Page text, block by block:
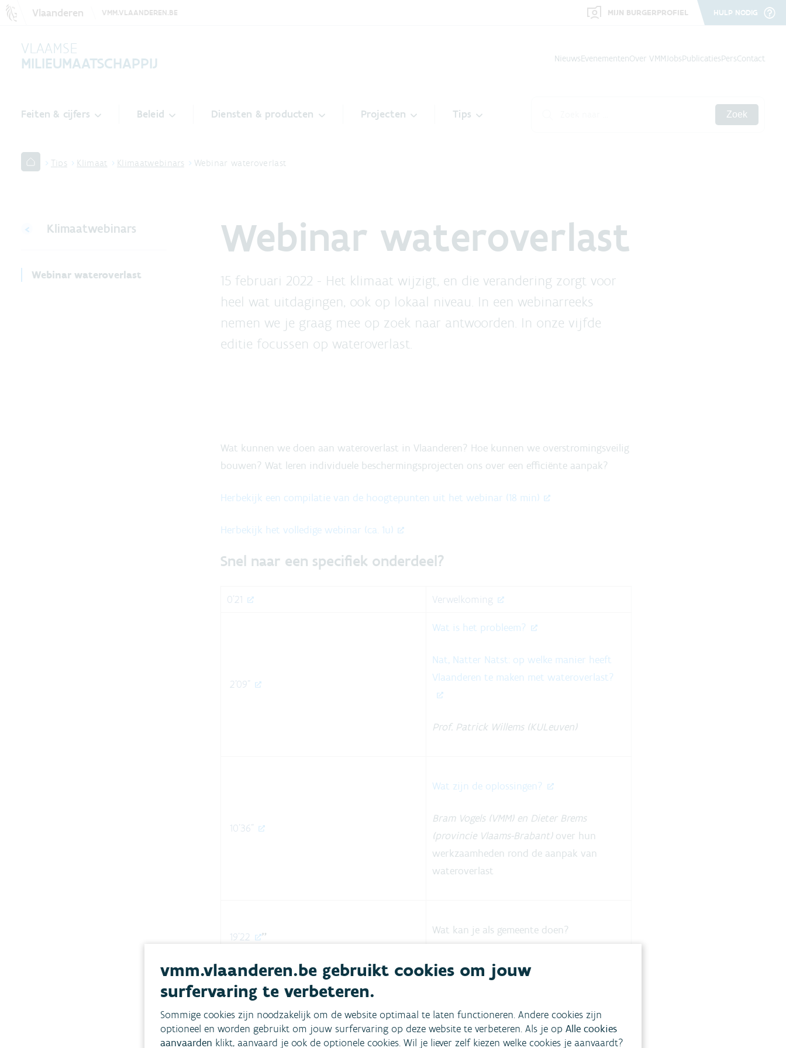
Vlaanderen VMM.VLAANDEREN.BE MIJN BURGERPROFIEL HULP NODIG
VLAAMSE
MILIEUMAATSCHAPPIJ
NieuwsEvenementenOver VMMJobsPublicatiesPersContact
Feiten & cijfers Beleid Diensten & producten Projecten Tips Zoek
Tips Klimaat Klimaatwebinars Webinar wateroverlast
Klimaatwebinars
Webinar wateroverlast
Webinar wateroverlast
15 februari 2022 - Het klimaat wijzigt, en die verandering zorgt voor
heel wat uitdagingen, ook op lokaal niveau. In een webinarreeks
nemen we je graag mee op zoek naar antwoorden. In onze vijfde
editie focussen op wateroverlast.
Wat kunnen we doen aan wateroverlast in Vlaanderen? Hoe kunnen we overstromingsveilig
bouwen? Wat leren individuele beschermingsprojecten ons over een efficiënte aanpak?
Herbekijk een compilatie van de hoogtepunten uit het webinar (18 min)
Herbekijk het volledige webinar (ca. 1u)
Snel naar een specifiek onderdeel?
0'21 Verwelkoming
2'09"
Wat is het probleem?
Nat, Natter Natst: op welke manier heeft
Vlaanderen te maken met wateroverlast?
Prof. Patrick Willems (KULeuven)
10'36"
Wat zijn de oplossingen?
Bram Vogels (VMM) en Dieter Brems
(provincie Vlaams-Brabant)over hun
werkzaamheden rond de aanpak van
wateroverlast
19'22 "
Wat kan je als gemeente doen?
23'47"
Tafelgesprek over project Zuunbeek
vmm.vlaanderen.be gebruikt cookies om jouw
surfervaring te verbeteren.
Sommige cookies zijn noodzakelijk om de website optimaal te laten functioneren. Andere cookies zijn
optioneel en worden gebruikt om jouw surfervaring op deze website te verbeteren. Als je op Alle cookies
aanvaarden klikt, aanvaard je ook de optionele cookies. Wil je liever zelf kiezen welke cookies je aanvaardt?